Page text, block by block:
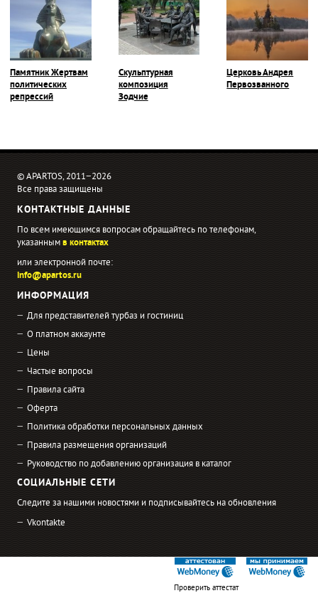
Памятник Жертвам
политических
репрессий
Скульптурная
композиция
Зодчие
Церковь Андрея
Первозванного
© APARTOS, 2011−2026
Все права защищены
КОНТАКТНЫЕ ДАННЫЕ
По всем имеющимся вопросам обращайтесь по телефонам,
указаннымв контактах
или электронной почте:
info@apartos.ru
ИНФОРМАЦИЯ
Для представителей турбаз и гостиниц
О платном аккаунте
Цены
Частые вопросы
Правила сайта
Оферта
Политика обработки персональных данных
Правила размещения организаций
Руководство по добавлению организация в каталог
СОЦИАЛЬНЫЕ СЕТИ
Следите за нашими новостями и подписывайтесь на обновления
Vkontakte
Проверить аттестат